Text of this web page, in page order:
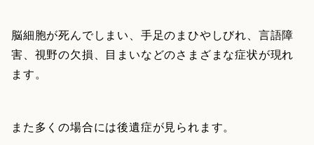
脳細胞が死んでしまい、手足のまひやしびれ、言語障
害、視野の欠損、目まいなどのさまざまな症状が現れ
ます。
また多くの場合には後遺症が見られます。